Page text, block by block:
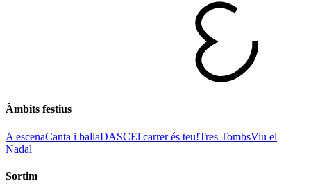
Àmbits festius
A escenaCanta i ballaDASCEl carrer és teu!Tres TombsViu el
Nadal
Sortim